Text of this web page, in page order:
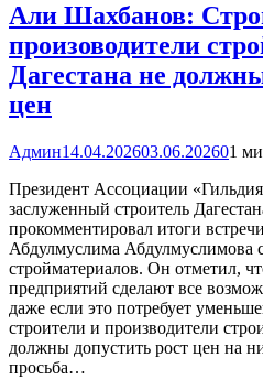
Али Шахбанов:
произоводители
Дагестана не
цен
Админ14.04.202603.06.202601
Президент Ассоциации
заслуженный строитель
прокомментировал итоги
Абдулмуслима Абдулмуслимова
стройматериалов. Он отметил,
предприятий сделают все
даже если это потребует
строители и производители
должны допустить рост цен на
просьба…